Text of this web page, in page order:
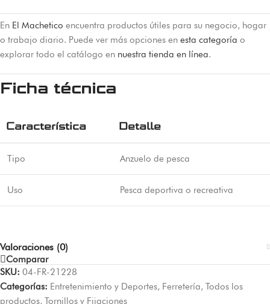
En El Machetico encuentra productos útiles para su negocio, hogar
o trabajo diario. Puede ver más opciones en esta categoría o
explorar todo el catálogo en nuestra tienda en línea.
Ficha técnica
Característica Detalle
Tipo Anzuelo de pesca
Uso Pesca deportiva o recreativa
Valoraciones (0)
Comparar
SKU: 04-FR-21228
Categorías: Entretenimiento y Deportes, Ferretería, Todos los
productos, Tornillos y Fijaciones